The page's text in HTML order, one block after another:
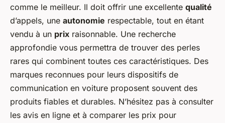
comme le meilleur. Il doit offrir une excellente qualité
d’appels, une autonomie respectable, tout en étant
vendu à un prix raisonnable. Une recherche
approfondie vous permettra de trouver des perles
rares qui combinent toutes ces caractéristiques. Des
marques reconnues pour leurs dispositifs de
communication en voiture proposent souvent des
produits fiables et durables. N’hésitez pas à consulter
les avis en ligne et à comparer les prix pour